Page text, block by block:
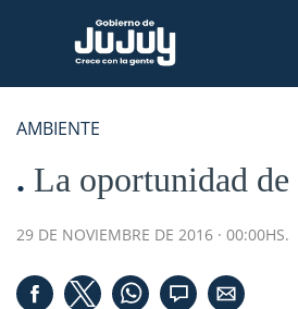
AMBIENTE
La oportunidad de
29 DE NOVIEMBRE DE 2016 · 00:00HS.